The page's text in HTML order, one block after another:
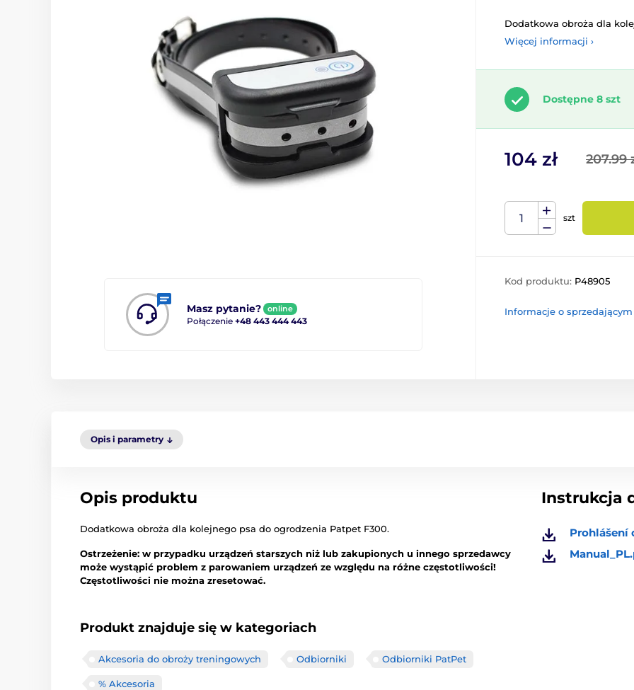
Masz pytanie? online
Połączenie +48 443 444 443
Dodatkowa obroża dla
Więcej informacji ›
Dostępne 8 szt
207.99
104 zł
szt
Kod produktu: P48905
Informacje o sprzedającym
Opis i parametry
Opis produktu
Dodatkowa obroża dla kolejnego psa do ogrodzenia Patpet F300.
Ostrzeżenie: w przypadku urządzeń starszych niż lub zakupionych u innego sprzedawcy
może wystąpić problem z parowaniem urządzeń ze względu na różne częstotliwości!
Częstotliwości nie można zresetować.
Produkt znajduje się w kategoriach
Akcesoria do obroży treningowych Odbiorniki Odbiorniki PatPet
% Akcesoria
Instrukcja
Prohlášení